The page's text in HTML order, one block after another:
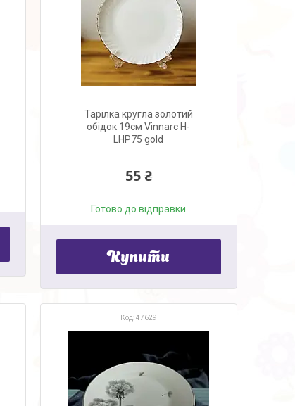
Тарілка кругла золотий
обідок 19см Vinnarc H-
LHP75 gold
55 ₴
Готово до відправки
Купити
47629